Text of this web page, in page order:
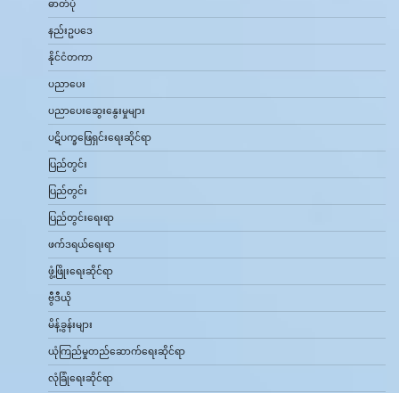
ဓာတ်ပုံ
နည်းဥပဒေ
နိုင်ငံတကာ
ပညာပေး
ပညာပေးဆွေးနွေးမှုများ
ပဋိပက္ခဖြေရှင်းရေးဆိုင်ရာ
ပြည်တွင်း
ပြည်တွင်း
ပြည်တွင်းရေးရာ
ဖက်ဒရယ်ရေးရာ
ဖွံ့ဖြိုးရေးဆိုင်ရာ
ဗွီဒီယို
မိန့်ခွန်းများ
ယုံကြည်မှုတည်ဆောက်ရေးဆိုင်ရာ
လုံခြုံရေးဆိုင်ရာ